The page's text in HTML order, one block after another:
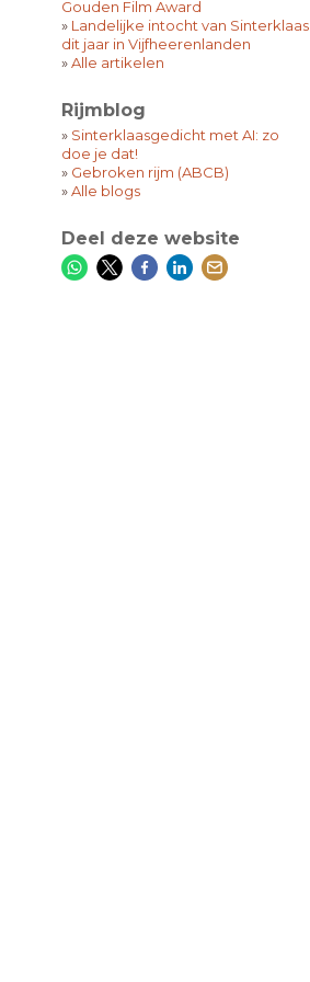
Gouden Film Award
» Landelijke intocht van Sinterklaas
dit jaar in Vijfheerenlanden
»Alle artikelen
Rijmblog
» Sinterklaasgedicht met AI: zo
doe je dat!
» Gebroken rijm (ABCB)
»Alle blogs
Deel deze website